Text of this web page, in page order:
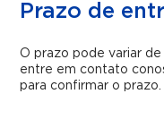
Prazo de
O prazo pode variar
entre em contato
para confirmar o prazo.